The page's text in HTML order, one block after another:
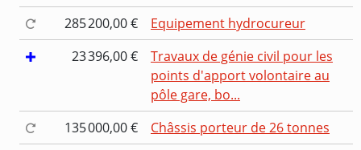
285 200,00 €
Equipement hydrocureur
23 396,00 €
Travaux de génie civil pour les
points d'apport volontaire au
pôle gare, bo...
135 000,00 €
Châssis porteur de 26 tonnes